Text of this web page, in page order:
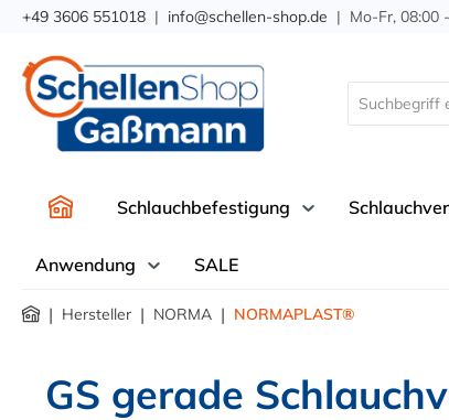
Zur Hauptnavigation springen
+49 3606 551018 | info@schellen-shop.de | Mo-Fr, 08:00
Schlauchbefestigung
Anwendung SALE
| Hersteller | NORMA | NORMAPLAST®
GS gerade